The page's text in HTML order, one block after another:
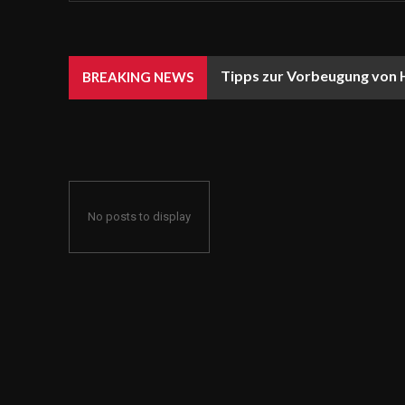
BREAKING NEWS Tipps zur Vorbeugung von
No posts to display